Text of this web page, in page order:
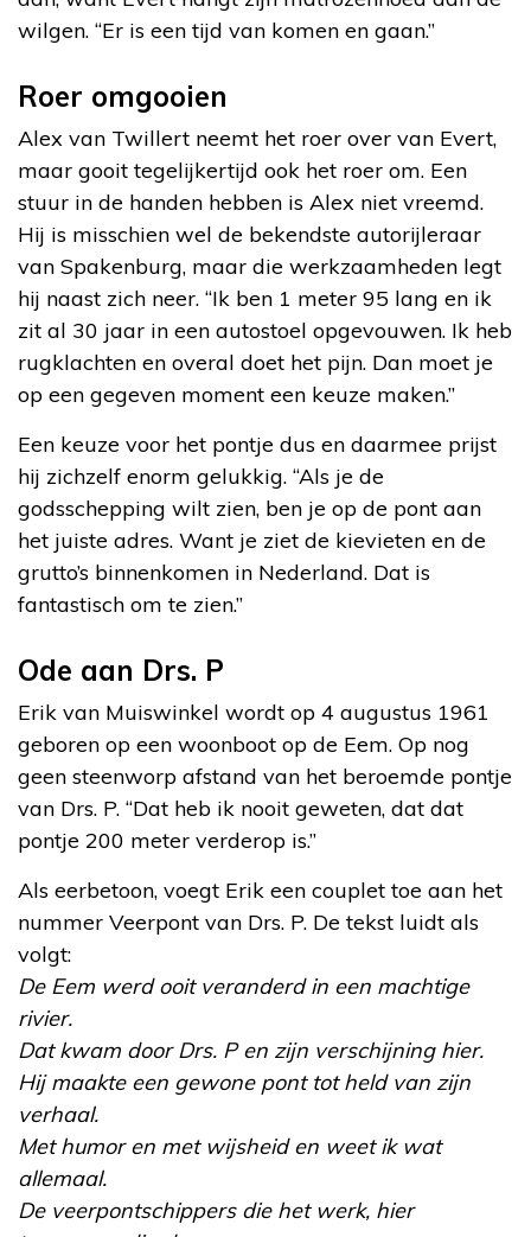
wilgen. “Er is een tijd van komen en gaan.”
Roer omgooien
Alex van Twillert neemt het roer over van Evert,
maar gooit tegelijkertijd ook het roer om. Een
stuur in de handen hebben is Alex niet vreemd.
Hij is misschien wel de bekendste autorijleraar
van Spakenburg, maar die werkzaamheden legt
hij naast zich neer. “Ik ben 1 meter 95 lang en ik
zit al 30 jaar in een autostoel opgevouwen. Ik heb
rugklachten en overal doet het pijn. Dan moet je
op een gegeven moment een keuze maken.”
Een keuze voor het pontje dus en daarmee prijst
hij zichzelf enorm gelukkig. “Als je de
godsschepping wilt zien, ben je op de pont aan
het juiste adres. Want je ziet de kievieten en de
grutto’s binnenkomen in Nederland. Dat is
fantastisch om te zien.”
Ode aan Drs. P
Erik van Muiswinkel wordt op 4 augustus 1961
geboren op een woonboot op de Eem. Op nog
geen steenworp afstand van het beroemde pontje
van Drs. P. “Dat heb ik nooit geweten, dat dat
pontje 200 meter verderop is.”
Als eerbetoon, voegt Erik een couplet toe aan het
nummer Veerpont van Drs. P. De tekst luidt als
volgt:
De Eem werd ooit veranderd in een machtige
rivier.
Dat kwam door Drs. P en zijn verschijning hier.
Hij maakte een gewone pont tot held van zijn
verhaal.
Met humor en met wijsheid en weet ik wat
allemaal.
De veerpontschippers die het werk, hier